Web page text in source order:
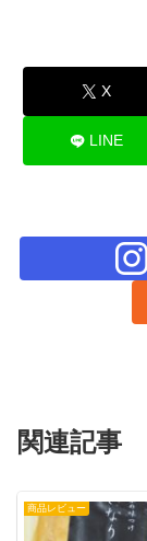
X
LINE
関連記事
商品レビュー